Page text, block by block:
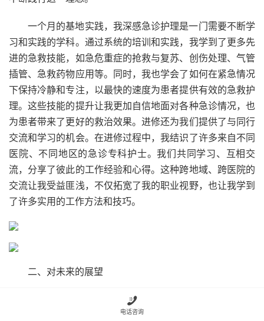
一个月的基地实践，我深感急诊护理是一门需要不断学
习和实践的学科。通过系统的培训和实践，我学到了更多先
进的急救技能，如急危重症的抢救与复苏、创伤处理、气管
插管、急救药物应用等。同时，我也学会了如何在紧急情况
下保持冷静和专注，以最快的速度为患者提供有效的急救护
理。这些技能的提升让我更加自信地面对各种急诊情况，也
为患者带来了更好的救治效果。进修还为我们提供了与同行
交流和学习的机会。在进修过程中，我结识了许多来自不同
医院、不同地区的急诊专科护士。我们共同学习、互相交
流，分享了彼此的工作经验和心得。这种跨地域、跨医院的
交流让我受益匪浅，不仅拓宽了我的职业视野，也让我学到
了许多实用的工作方法和技巧。
二、对未来的展望
展望未来，我充满了信心和期待。相信自己能够在急诊
护理的道路上不断前行，为患者的生命健康保驾护航，同时

电话咨询